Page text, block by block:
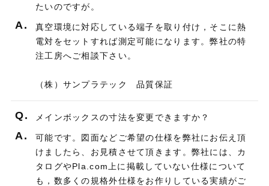
たいのですが。
A.
真空環境に対応している端子を取り付け，そこに熱
電対をセットすれば測定可能になります。弊社の特
注工房へご相談下さい。
（株）サンプラテック 品質保証
Q. メインボックスの寸法を変更できますか？
A.
可能です。図面などご希望の仕様を弊社にお伝え頂
けましたら、お見積させて頂きます。弊社には、カ
タログやPla.com上に掲載していない仕様について
も，数多くの規格外仕様をお作りしている実績がご